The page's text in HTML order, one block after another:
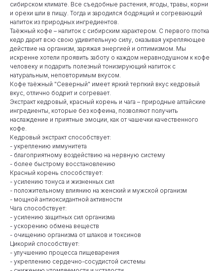
сибирском климате. Все съедобные растения, ягоды, травы, корни
и орехи шли в пищу. Тогда и зародился бодрящий и согревающий
напиток из природных ингредиентов.
Таёжный кофе – напиток с сибирским характером. С первого глотка
кедр дарит всю свою удивительную силу, оказывая укрепляющее
действие на организм, заряжая энергией и оптимизмом. Мы
искренне хотели проявить заботу о каждом неравнодушном к кофе
человеку и подарить полезный тонизирующий напиток с
натуральным, неповторимым вкусом.
Кофе таёжный "Северный" имеет яркий терпкий вкус кедровый
вкус, отлично бодрит и согревает.
Экстракт кедровый, красный корень и чага – природные алтайские
ингредиенты, которые без кофеина, позволяют получить
наслаждение и приятные эмоции, как от чашечки качественного
кофе.
Кедровый экстракт способствует:
- укреплению иммунитета
- благоприятному воздействию на нервную систему
- более быстрому восстановлению
Красный корень способствует:
- усилению тонуса и жизненных сил
- положительному влиянию на женский и мужской организм
- мощной антиоксидантной активности
Чага способствует:
- усилению защитных сил организма
- ускорению обмена веществ
- очищению организма от шлаков и токсинов
Цикорий способствует:
- улучшению процесса пищеварения
- укреплению сердечно-сосудистой системы